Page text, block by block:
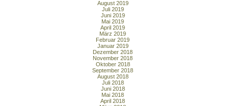
August 2019
Juli 2019
Juni 2019
Mai 2019
April 2019
März 2019
Februar 2019
Januar 2019
Dezember 2018
November 2018
Oktober 2018
September 2018
August 2018
Juli 2018
Juni 2018
Mai 2018
April 2018